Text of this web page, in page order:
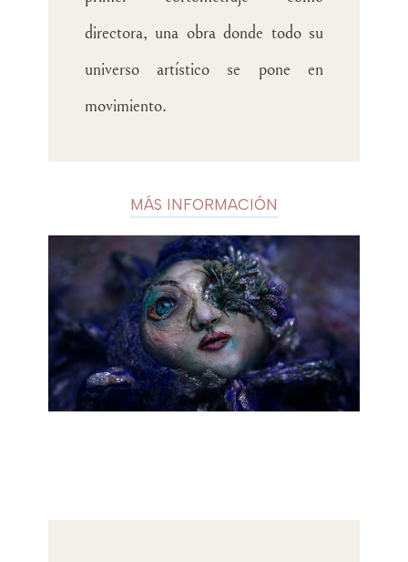
directora, una obra donde todo su
universo artístico se pone en
movimiento.
MÁS INFORMACIÓN